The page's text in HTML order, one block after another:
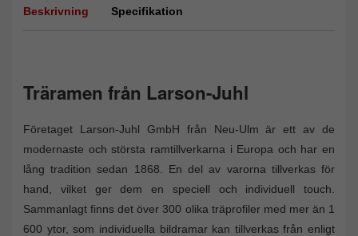
Beskrivning Specifikation
Träramen från Larson-Juhl
Företaget Larson-Juhl GmbH från Neu-Ulm är ett av de
modernaste och största ramtillverkarna i Europa och har en
lång tradition sedan 1868. En del av varorna tillverkas för
hand, vilket ger dem en speciell och individuell touch.
Sammanlagt finns det över 300 olika träprofiler med mer än 1
600 ytor, som individuella bildramar kan tillverkas från enligt